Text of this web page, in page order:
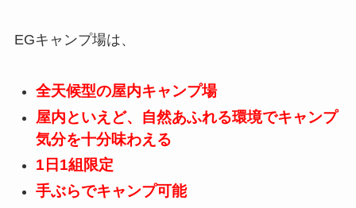
EGキャンプ場は、
全天候型の屋内キャンプ場
屋内といえど、自然あふれる環境でキャンプ
気分を十分味わえる
1日1組限定
手ぶらでキャンプ可能